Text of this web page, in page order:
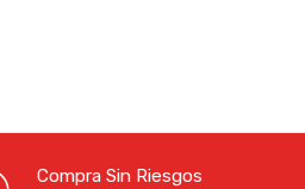
Compra Sin Riesgos